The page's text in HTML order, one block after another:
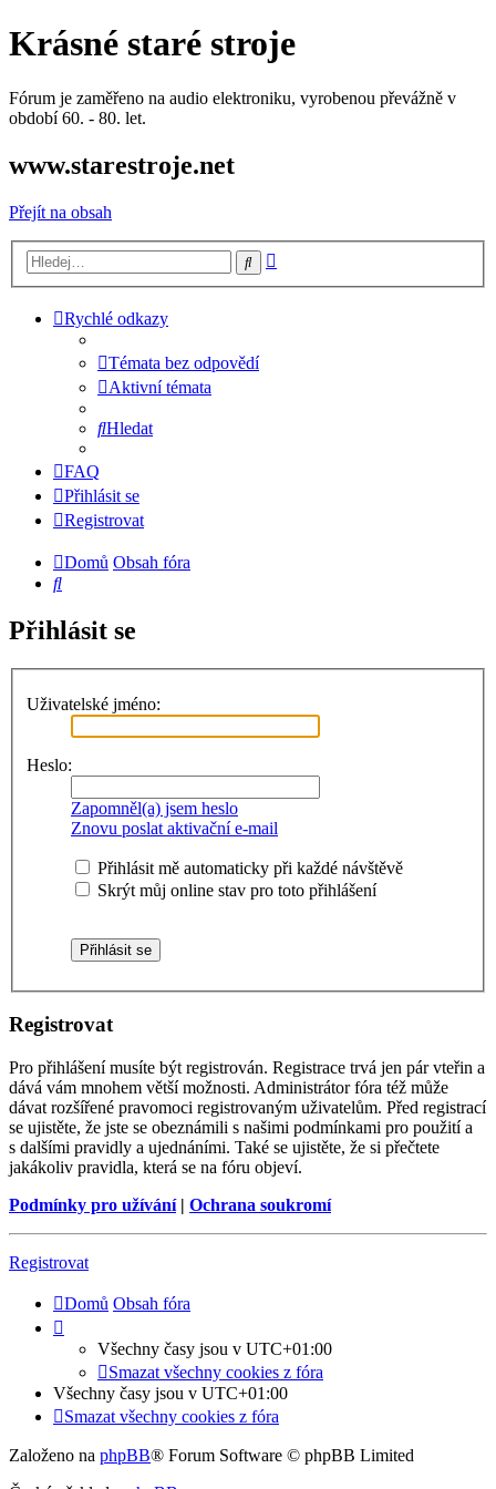
Krásné staré stroje
Fórum je zaměřeno na audio elektroniku, vyrobenou převážně v
období 60. - 80. let.
www.starestroje.net
Přejít na obsah
Hledat
Rychlé odkazy
Témata bez odpovědí
Aktivní témata
Hledat
FAQ
Přihlásit se
Registrovat
Domů Obsah fóra
Hledat
Přihlásit se
Uživatelské jméno:
Heslo:
Zapomněl(a) jsem heslo
Znovu poslat aktivační e-mail
Přihlásit mě automaticky při každé návštěvě
Skrýt můj online stav pro toto přihlášení
Registrovat
Pro přihlášení musíte být registrován. Registrace trvá jen pár vteřin a
dává vám mnohem větší možnosti. Administrátor fóra též může
dávat rozšířené pravomoci registrovaným uživatelům. Před registrací
se ujistěte, že jste se obeznámili s našimi podmínkami pro použití a
s dalšími pravidly a ujednáními. Také se ujistěte, že si přečtete
jakákoliv pravidla, která se na fóru objeví.
Podmínky pro užívání| Ochrana soukromí
Registrovat
Domů Obsah fóra
Všechny časy jsou v UTC+01:00
Smazat všechny cookies z fóra
Všechny časy jsou v UTC+01:00
Smazat všechny cookies z fóra
Založeno na phpBB® Forum Software © phpBB Limited